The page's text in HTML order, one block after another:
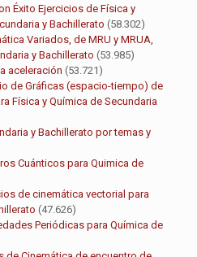
Éxito Ejercicios de Física y
y Bachillerato (58.302)
Variados, de MRU y MRUA,
y Bachillerato (53.985)
aceleración (53.721)
de Gráficas (espacio-tiempo) de
Física y Química de Secundaria
y Bachillerato por temas y
Cuánticos para Quimica de
de cinemática vectorial para
(47.626)
Periódicas para Química de